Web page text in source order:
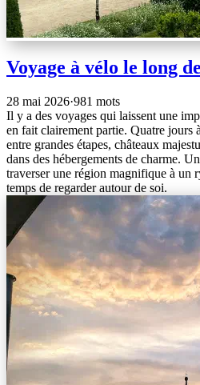
Voyage à vélo le long
28 mai 2026·981 mots
Il y a des voyages qui laissent une
en fait clairement partie. Quatre jours
entre grandes étapes, châteaux
dans des hébergements de charme.
traverser une région magnifique à un
temps de regarder autour de soi.